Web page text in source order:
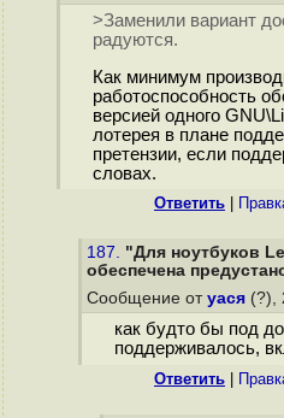
>Заменили вариант
радуются.
Как минимум
работоспособность
версией одного
лотерея в плане
претензии, если
словах.
Ответить
187. "Для ноутбуков
обеспечена
Сообщение от уася (?),
как будто бы под
поддерживалось,
Ответить